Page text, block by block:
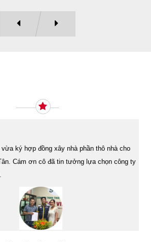
cho gia đình Cô Vân quận 11. Cám ơn anh Tính
chọn công ty Xây Dựng Sao Việt.